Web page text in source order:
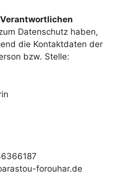
Datenschutz haben,
die Kontaktdaten der
bzw. Stelle:
forouhar.de